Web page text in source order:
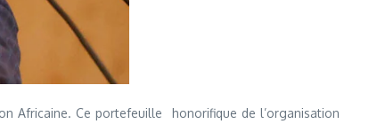
Africaine. Ce portefeuille honorifique de l’organisation